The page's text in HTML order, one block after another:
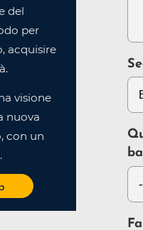
del
per
acquisire
visione
nuova
con un